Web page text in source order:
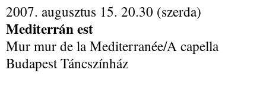
2007. augusztus 15. 20.30 (szerda)
Mediterrán est
Mur mur de la Mediterranée/A capella
Budapest Táncszínház